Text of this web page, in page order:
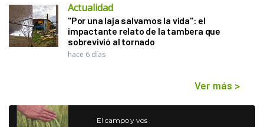
Actualidad
"Por una laja salvamos la vida": el
impactante relato de la tambera que
sobrevivió al tornado
hace 6 días
Ver más >
El campo y vos